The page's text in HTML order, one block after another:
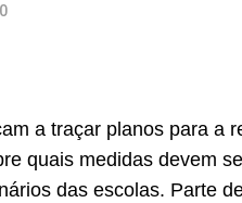
a traçar planos para a
quais medidas devem
das escolas. Parte